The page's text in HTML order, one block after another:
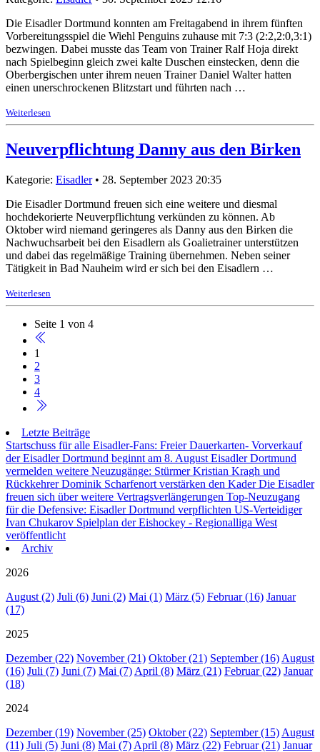
Die Eisadler Dortmund konnten am Freitagabend in ihrem fünften
Vorbereitungsspiel die Wiehl Penguins zuhause mit 7:3 (2:2,2:0,3:1)
bezwingen. Dabei musste das Team von Trainer Ralf Hoja direkt
nach Spielbeginn gleich zwei kalte Duschen einstecken, denn die
Oberbergischen unter ihrem neuen Trainer Daniel Walter hatten
einen unerschrockenen Blitzstart und führten nach …
Weiterlesen
Neuverpflichtung Danny aus den Birken
Kategorie: Eisadler• 28. September 2023 20:35
Die Eisadler Dortmund freuen sich eine weitere und diesmal
hochdekorierte Neuverpflichtung verkünden zu können. Ab
Oktober wird niemand geringeres als Danny aus den Birken die
Nachwuchsarbeit bei den Eisadlern als Goalietrainer unterstützen
und dabei das regelmäßige Training übernehmen. Neben seiner
Tätigkeit in Bad Nauheim wird er sich bei den Eisadlern …
Weiterlesen
Seite 1 von 4
1
2
3
4
Letzte Beiträge
Startschuss für alle Eisadler-Fans: Freier Dauerkarten- Vorverkauf
der Eisadler Dortmund beginnt am 8. AugustEisadler Dortmund
vermelden weitere Neuzugänge: Stürmer Kristian Kragh und
Rückkehrer Dominik Scharfenort verstärken den KaderDie Eisadler
freuen sich über weitere Vertragsverlängerungen Top-Neuzugang
für die Defensive: Eisadler Dortmund verpflichten US-Verteidiger
Ivan Chukarov Spielplan der Eishockey - Regionalliga West
veröffentlicht
Archiv
2026
August (2) Juli (6) Juni (2) Mai (1) März (5) Februar (16) Januar
(17)
2025
Dezember (22) November (21) Oktober (21) September (16)August
(16) Juli (7) Juni (7) Mai (7)April (8) März (21) Februar (22) Januar
(18)
2024
Dezember (19) November (25) Oktober (22) September (15)August
(11) Juli (5) Juni (8) Mai (7)April (8) März (22) Februar (21) Januar